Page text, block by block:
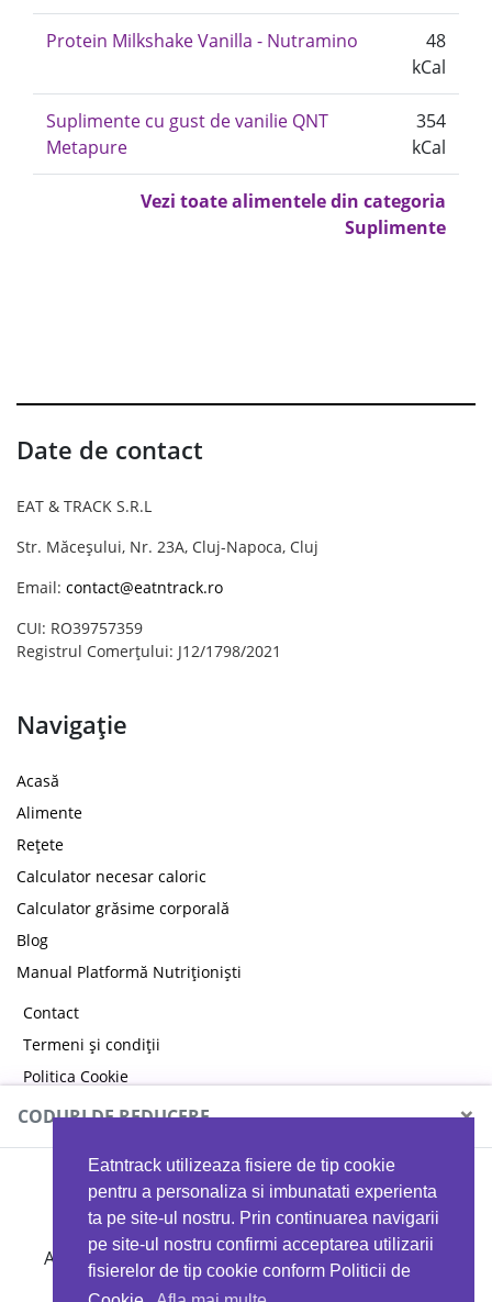
Eatntrack utilizeaza fisiere de tip cookie
pentru a personaliza si imbunatati experienta
ta pe site-ul nostru. Prin continuarea navigarii
pe site-ul nostru confirmi acceptarea utilizarii
fisierelor de tip cookie conform Politicii de
Protein Milkshake Vanilla - Nutramino
48
kCal
Suplimente cu gust de vanilie QNT
Metapure
354
kCal
Vezi toate alimentele din categoria
Suplimente
Date de contact
EAT & TRACK S.R.L
Str. Măceșului, Nr. 23A, Cluj-Napoca, Cluj
Email: contact@eatntrack.ro
CUI: RO39757359
Registrul Comerțului: J12/1798/2021
Navigație
Acasă
Alimente
Rețete
Calculator necesar caloric
Calculator grăsime corporală
Blog
Manual Platformă Nutriționiști
Contact
Termeni și condiții
Politica Cookie
Politica de confidențialitate
CODURI DE REDUCERE ×
MYPROTEIN
Ai 40%reducere la orice comandă folosind codul
EATTRACK